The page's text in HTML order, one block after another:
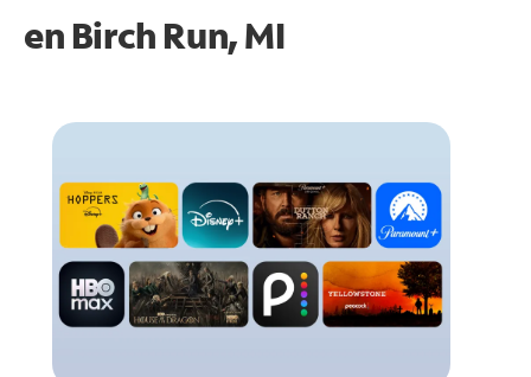
en Birch Run, MI